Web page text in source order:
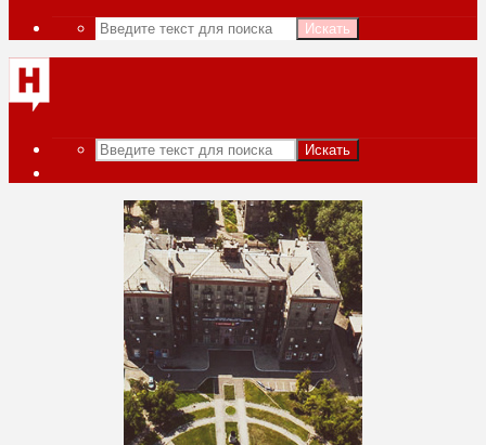
Искать
Искать